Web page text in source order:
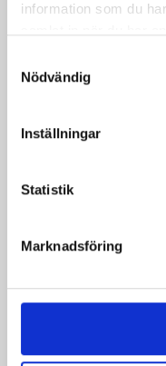
information som du
Nödvändig
Inställningar
Statistik
Marknadsföring
Kontakt
Kundservice
Redaktionen
Annonsera
000 unika besökare
Magasinet
ex (2025).